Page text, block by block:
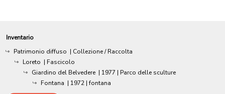
Inventario
Patrimonio diffuso | Collezione / Raccolta
Loreto | Fascicolo
Giardino del Belvedere | 1977 | Parco delle sculture
Fontana | 1972 | fontana